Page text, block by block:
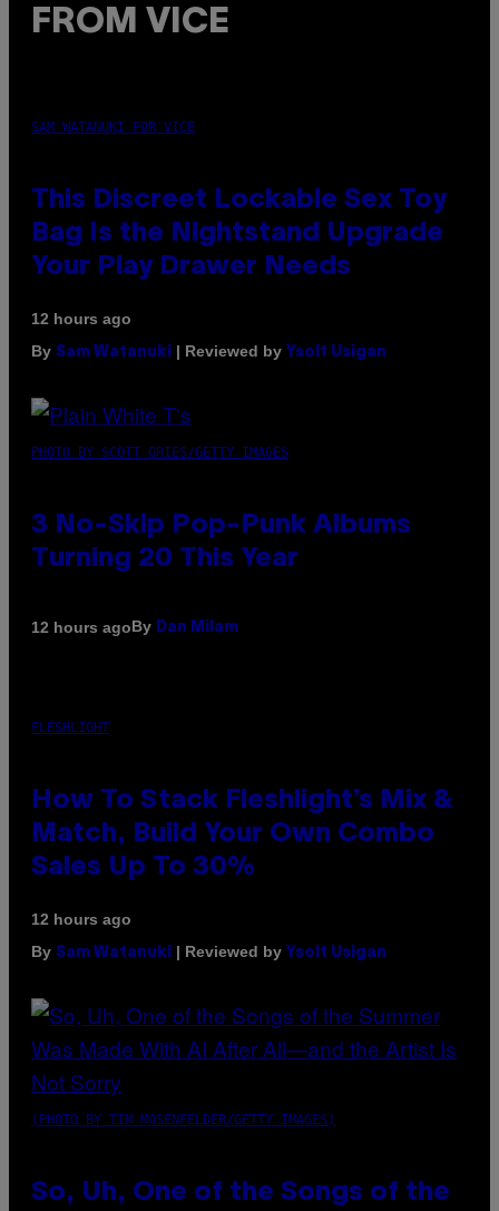
FROM VICE
SAM WATANUKI FOR VICE
This Discreet Lockable Sex Toy
Bag Is the Nightstand Upgrade
Your Play Drawer Needs
12 hours ago
By Sam Watanuki | Reviewed by Ysolt Usigan
PHOTO BY SCOTT GRIES/GETTY IMAGES
3 No-Skip Pop-Punk Albums
Turning 20 This Year
12 hours agoBy Dan Milam
FLESHLIGHT
How To Stack Fleshlight’s Mix &
Match, Build Your Own Combo
Sales Up To 30%
12 hours ago
By Sam Watanuki | Reviewed by Ysolt Usigan
(PHOTO BY TIM MOSENFELDER/GETTY IMAGES)
So, Uh, One of the Songs of the